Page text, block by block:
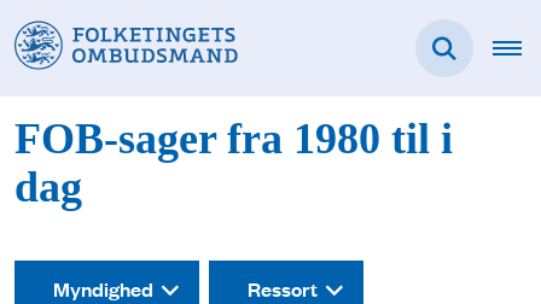
FOB-sager fra 1980 til i
dag
Myndighed Ressort